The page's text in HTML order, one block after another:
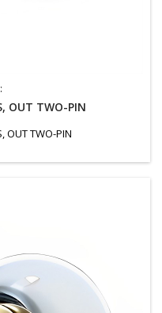
OUT TWO-PIN
OUT TWO-PIN